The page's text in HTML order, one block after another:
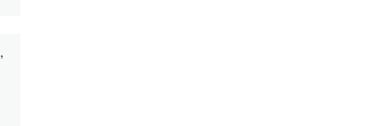
,